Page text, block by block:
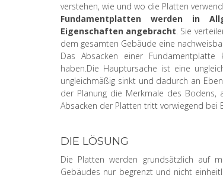
verstehen, wie und wo die Platten
Fundamentplatten werden in
Eigenschaften angebracht. Sie
dem gesamten Gebäude eine
Das Absacken einer Fundamentplatte
haben.Die Hauptursache ist eine
ungleichmäßig sinkt und dadurch an
der Planung die Merkmale des
Absacken der Platten tritt vorwiegend
DIE LÖSUNG
Die Platten werden grundsätzlich auf
Gebäudes nur begrenzt und nicht